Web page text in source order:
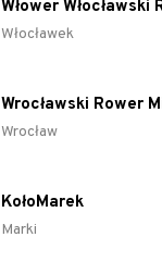
Włower Włocławski
Włocławek
Wrocławski Rower
Wrocław
KołoMarek
Marki